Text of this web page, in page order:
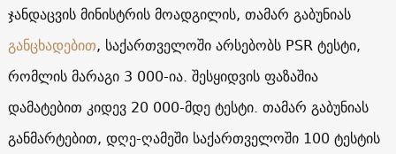
ჯანდაცვის მინისტრის მოადგილის, თამარ გაბუნიას
განცხადებით, საქართველოში არსებობს PSR ტესტი,
რომლის მარაგი 3 000-ია. შესყიდვის ფაზაშია
დამატებით კიდევ 20 000-მდე ტესტი. თამარ გაბუნიას
განმარტებით, დღე-ღამეში საქართველოში 100 ტესტის